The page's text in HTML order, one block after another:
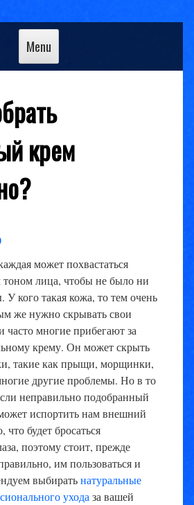
Menu
крем
может похвастаться
лица, чтобы не было ни
кого такая кожа, то тем очень
же нужно скрывать свои
часто многие прибегают за
крему. Он может скрыть
такие как прыщи, морщинки,
другие проблемы. Но в то
неправильно подобранный
испортить нам внешний
что будет бросаться
поэтому стоит, прежде
им пользоваться и
выбиратьнатуральные
уходаза вашей